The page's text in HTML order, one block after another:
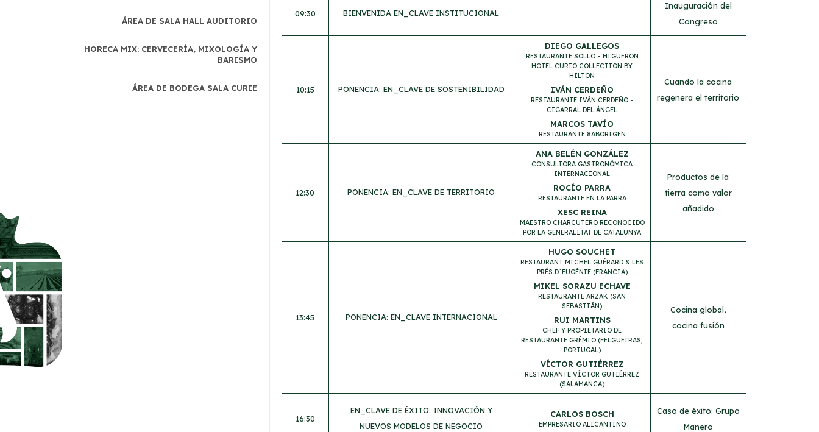
ÁREA DE SALA HALL AUDITORIO
HORECA MIX: CERVECERÍA, MIXOLOGÍA Y
BARISMO
ÁREA DE BODEGA SALA CURIE
09:30 BIENVENIDA EN_CLAVE INSTITUCIONAL
Inauguración del
Congreso
10:15 PONENCIA: EN_CLAVE DE SOSTENIBILIDAD
DIEGO GALLEGOS
RESTAURANTE SOLLO – HIGUERON
HOTEL CURIO COLLECTION BY
HILTON
IVÁN CERDEÑO
RESTAURANTE IVÁN CERDEÑO –
CIGARRAL DEL ÁNGEL
MARCOS TAVÍO
RESTAURANTE 8ABORIGEN
Cuando la cocina
regenera el territorio
12:30 PONENCIA: EN_CLAVE DE TERRITORIO
ANA BELÉN GONZÁLEZ
CONSULTORA GASTRONÓMICA
INTERNACIONAL
ROCÍO PARRA
RESTAURANTE EN LA PARRA
XESC REINA
MAESTRO CHARCUTERO RECONOCIDO
POR LA GENERALITAT DE CATALUNYA
Productos de la
tierra como valor
añadido
13:45 PONENCIA: EN_CLAVE INTERNACIONAL
HUGO SOUCHET
RESTAURANT MICHEL GUÉRARD & LES
PRÉS D´EUGÉNIE (FRANCIA)
MIKEL SORAZU ECHAVE
RESTAURANTE ARZAK (SAN
SEBASTIÁN)
RUI MARTINS
CHEF Y PROPIETARIO DE
RESTAURANTE GRÉMIO (FELGUEIRAS,
PORTUGAL)
VÍCTOR GUTIÉRREZ
RESTAURANTE VÍCTOR GUTIÉRREZ
(SALAMANCA)
Cocina global,
cocina fusión
16:30
EN_CLAVE DE ÉXITO: INNOVACIÓN Y
NUEVOS MODELOS DE NEGOCIO
CARLOS BOSCH
EMPRESARIO ALICANTINO
Caso de éxito: Grupo
Manero